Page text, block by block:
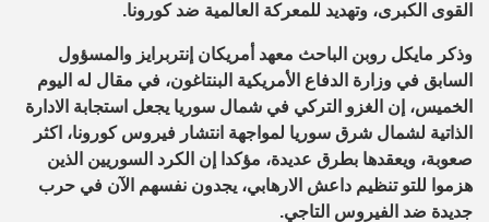
القوى الكبرى، وتهديد للمعركة العالمية ضد كورونا.
وذكر مايكل روبن الباحث معهد أمريكان إنتربرايز والمسؤول
السابق في وزارة الدفاع الأمريكية البنتاغون، في مقال له اليوم
الخميس، إن الغزو التركي في شمال سوريا يجعل استجابة الادارة
الذاتية لشمال شرق سوريا لمواجهة انتشار فيروس كورونا، اكثر
صعوبة، ويعقدها بطرق عديدة، مؤكدا إن الكرد السوريين الذين
هزموا للتو تنظيم داعش الارهابي، يجدون نفسهم الآن في حرب
جديدة ضد الفيروس التاجي.